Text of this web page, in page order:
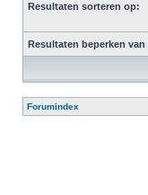
Resultaten sorteren op:
Resultaten beperken
Forumindex